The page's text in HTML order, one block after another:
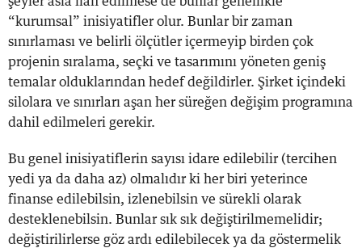
“kurumsal” inisiyatifler olur. Bunlar bir zaman
sınırlaması ve belirli ölçütler içermeyip birden çok
projenin sıralama, seçki ve tasarımını yöneten geniş
temalar olduklarından hedef değildirler. Şirket içindeki
silolara ve sınırları aşan her süreğen değişim programına
dahil edilmeleri gerekir.
Bu genel inisiyatiflerin sayısı idare edilebilir (tercihen
yedi ya da daha az) olmalıdır ki her biri yeterince
finanse edilebilsin, izlenebilsin ve sürekli olarak
desteklenebilsin. Bunlar sık sık değiştirilmemelidir;
değiştirilirlerse göz ardı edilebilecek ya da göstermelik